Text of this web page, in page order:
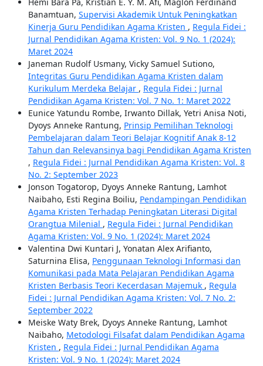
Banamtuan, Supervisi Akademik Untuk Peningkatkan
Kinerja Guru Pendidikan Agama Kristen , Regula Fidei :
Jurnal Pendidikan Agama Kristen: Vol. 9 No. 1 (2024):
Maret 2024
Janeman Rudolf Usmany, Vicky Samuel Sutiono,
Integritas Guru Pendidikan Agama Kristen dalam
Kurikulum Merdeka Belajar , Regula Fidei : Jurnal
Pendidikan Agama Kristen: Vol. 7 No. 1: Maret 2022
Eunice Yatundu Rombe, Irwanto Dillak, Yetri Anisa Noti,
Dyoys Anneke Rantung, Prinsip Pemilihan Teknologi
Pembelajaran dalam Teori Belajar Kognitif Anak 8-12
Tahun dan Relevansinya bagi Pendidikan Agama Kristen
, Regula Fidei : Jurnal Pendidikan Agama Kristen: Vol. 8
No. 2: September 2023
Jonson Togatorop, Dyoys Anneke Rantung, Lamhot
Naibaho, Esti Regina Boiliu, Pendampingan Pendidikan
Agama Kristen Terhadap Peningkatan Literasi Digital
Orangtua Milenial , Regula Fidei : Jurnal Pendidikan
Agama Kristen: Vol. 9 No. 1 (2024): Maret 2024
Valentina Dwi Kuntari J, Yonatan Alex Arifianto,
Saturnina Elisa, Penggunaan Teknologi Informasi dan
Komunikasi pada Mata Pelajaran Pendidikan Agama
Kristen Berbasis Teori Kecerdasan Majemuk , Regula
Fidei : Jurnal Pendidikan Agama Kristen: Vol. 7 No. 2:
September 2022
Meiske Waty Brek, Dyoys Anneke Rantung, Lamhot
Naibaho, Metodologi Filsafat dalam Pendidikan Agama
Kristen , Regula Fidei : Jurnal Pendidikan Agama
Kristen: Vol. 9 No. 1 (2024): Maret 2024